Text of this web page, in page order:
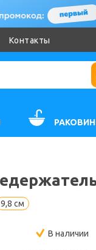
Контакты
9,8 см
В наличии